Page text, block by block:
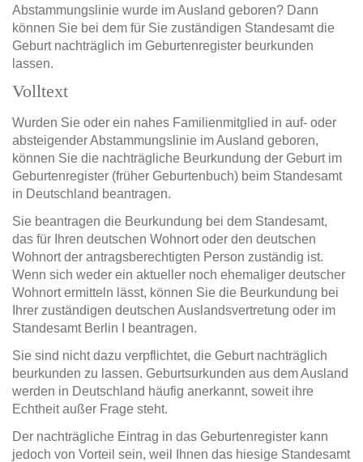
Abstammungslinie wurde im Ausland geboren? Dann
können Sie bei dem für Sie zuständigen Standesamt die
Geburt nachträglich im Geburtenregister beurkunden
lassen.
Volltext
Wurden Sie oder ein nahes Familienmitglied in auf- oder
absteigender Abstammungslinie im Ausland geboren,
können Sie die nachträgliche Beurkundung der Geburt im
Geburtenregister (früher Geburtenbuch) beim Standesamt
in Deutschland beantragen.
Sie beantragen die Beurkundung bei dem Standesamt,
das für Ihren deutschen Wohnort oder den deutschen
Wohnort der antragsberechtigten Person zuständig ist.
Wenn sich weder ein aktueller noch ehemaliger deutscher
Wohnort ermitteln lässt, können Sie die Beurkundung bei
Ihrer zuständigen deutschen Auslandsvertretung oder im
Standesamt Berlin I beantragen.
Sie sind nicht dazu verpflichtet, die Geburt nachträglich
beurkunden zu lassen. Geburtsurkunden aus dem Ausland
werden in Deutschland häufig anerkannt, soweit ihre
Echtheit außer Frage steht.
Der nachträgliche Eintrag in das Geburtenregister kann
jedoch von Vorteil sein, weil Ihnen das hiesige Standesamt